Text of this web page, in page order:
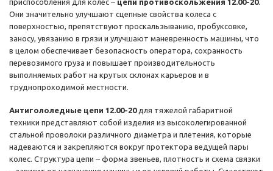
приспособления для колес – цепи противоскольжения 12.00-20.
Они значительно улучшают сцепные свойства колеса с
поверхностью, препятствуют проскальзыванию, пробуксовке,
заносу, увязанию в грязи и улучшают маневренность машины, что
в целом обеспечивает безопасность оператора, сохранность
перевозимого груза и повышает производительность
выполняемых работ на крутых склонах карьеров и в
труднопроходимой местности.
Антигололедные цепи 12.00-20для тяжелой габаритной
техники представляют собой изделия из высоколегированной
стальной проволоки различного диаметра и плетения, которые
надеваются и закрепляются вокруг протектора ведущей пары
колес. Структура цепи – форма звеньев, плотность и схема связки